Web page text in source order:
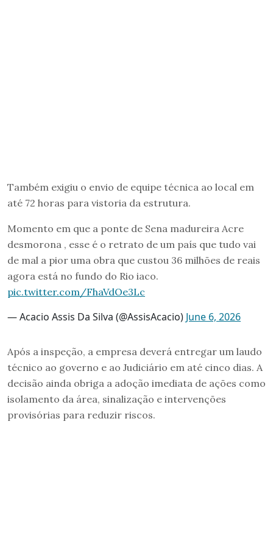
Também exigiu o envio de equipe técnica ao local em
até 72 horas para vistoria da estrutura.
Momento em que a ponte de Sena madureira Acre
desmorona , esse é o retrato de um país que tudo vai
de mal a pior uma obra que custou 36 milhões de reais
agora está no fundo do Rio iaco.
pic.twitter.com/FhaVdOe3Lc
— Acacio Assis Da Silva (@AssisAcacio) June 6, 2026
Após a inspeção, a empresa deverá entregar um laudo
técnico ao governo e ao Judiciário em até cinco dias. A
decisão ainda obriga a adoção imediata de ações como
isolamento da área, sinalização e intervenções
provisórias para reduzir riscos.